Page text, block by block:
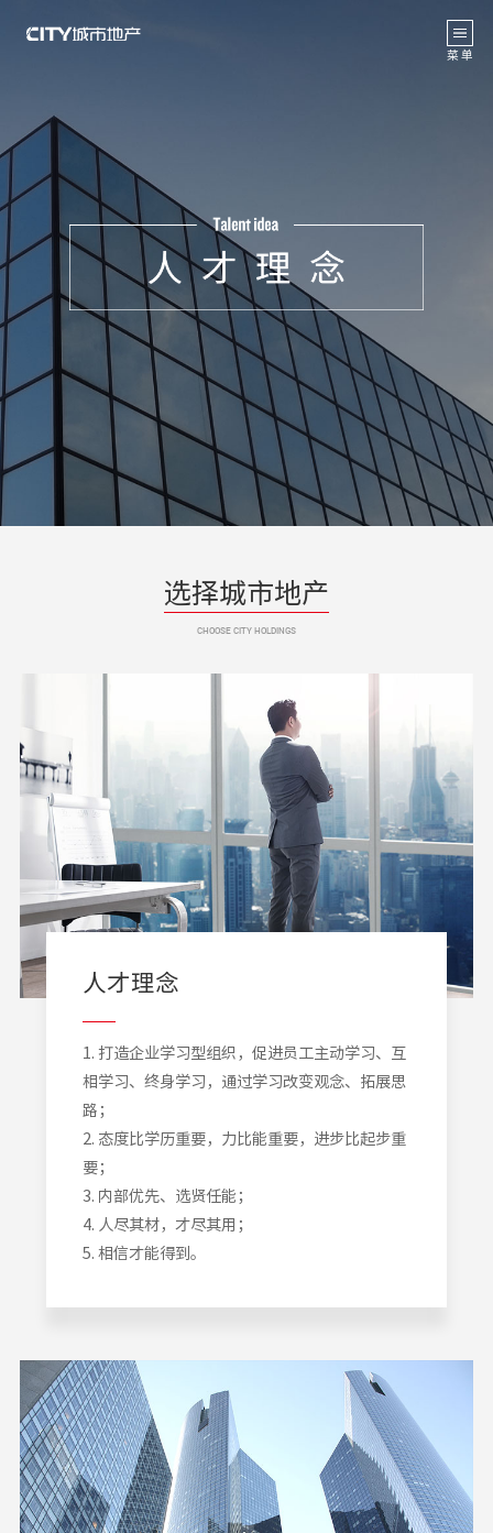
返 回
人才理念
菜 单
选择城市地产
CHOOSE CITY HOLDINGS
人才理念
1. 打造企业学习型组织，促进员工主动学习、互
相学习、终身学习，通过学习改变观念、拓展思
路；
2. 态度比学历重要，力比能重要，进步比起步重
要；
3. 内部优先、选贤任能；
4. 人尽其材，才尽其用；
5. 相信才能得到。